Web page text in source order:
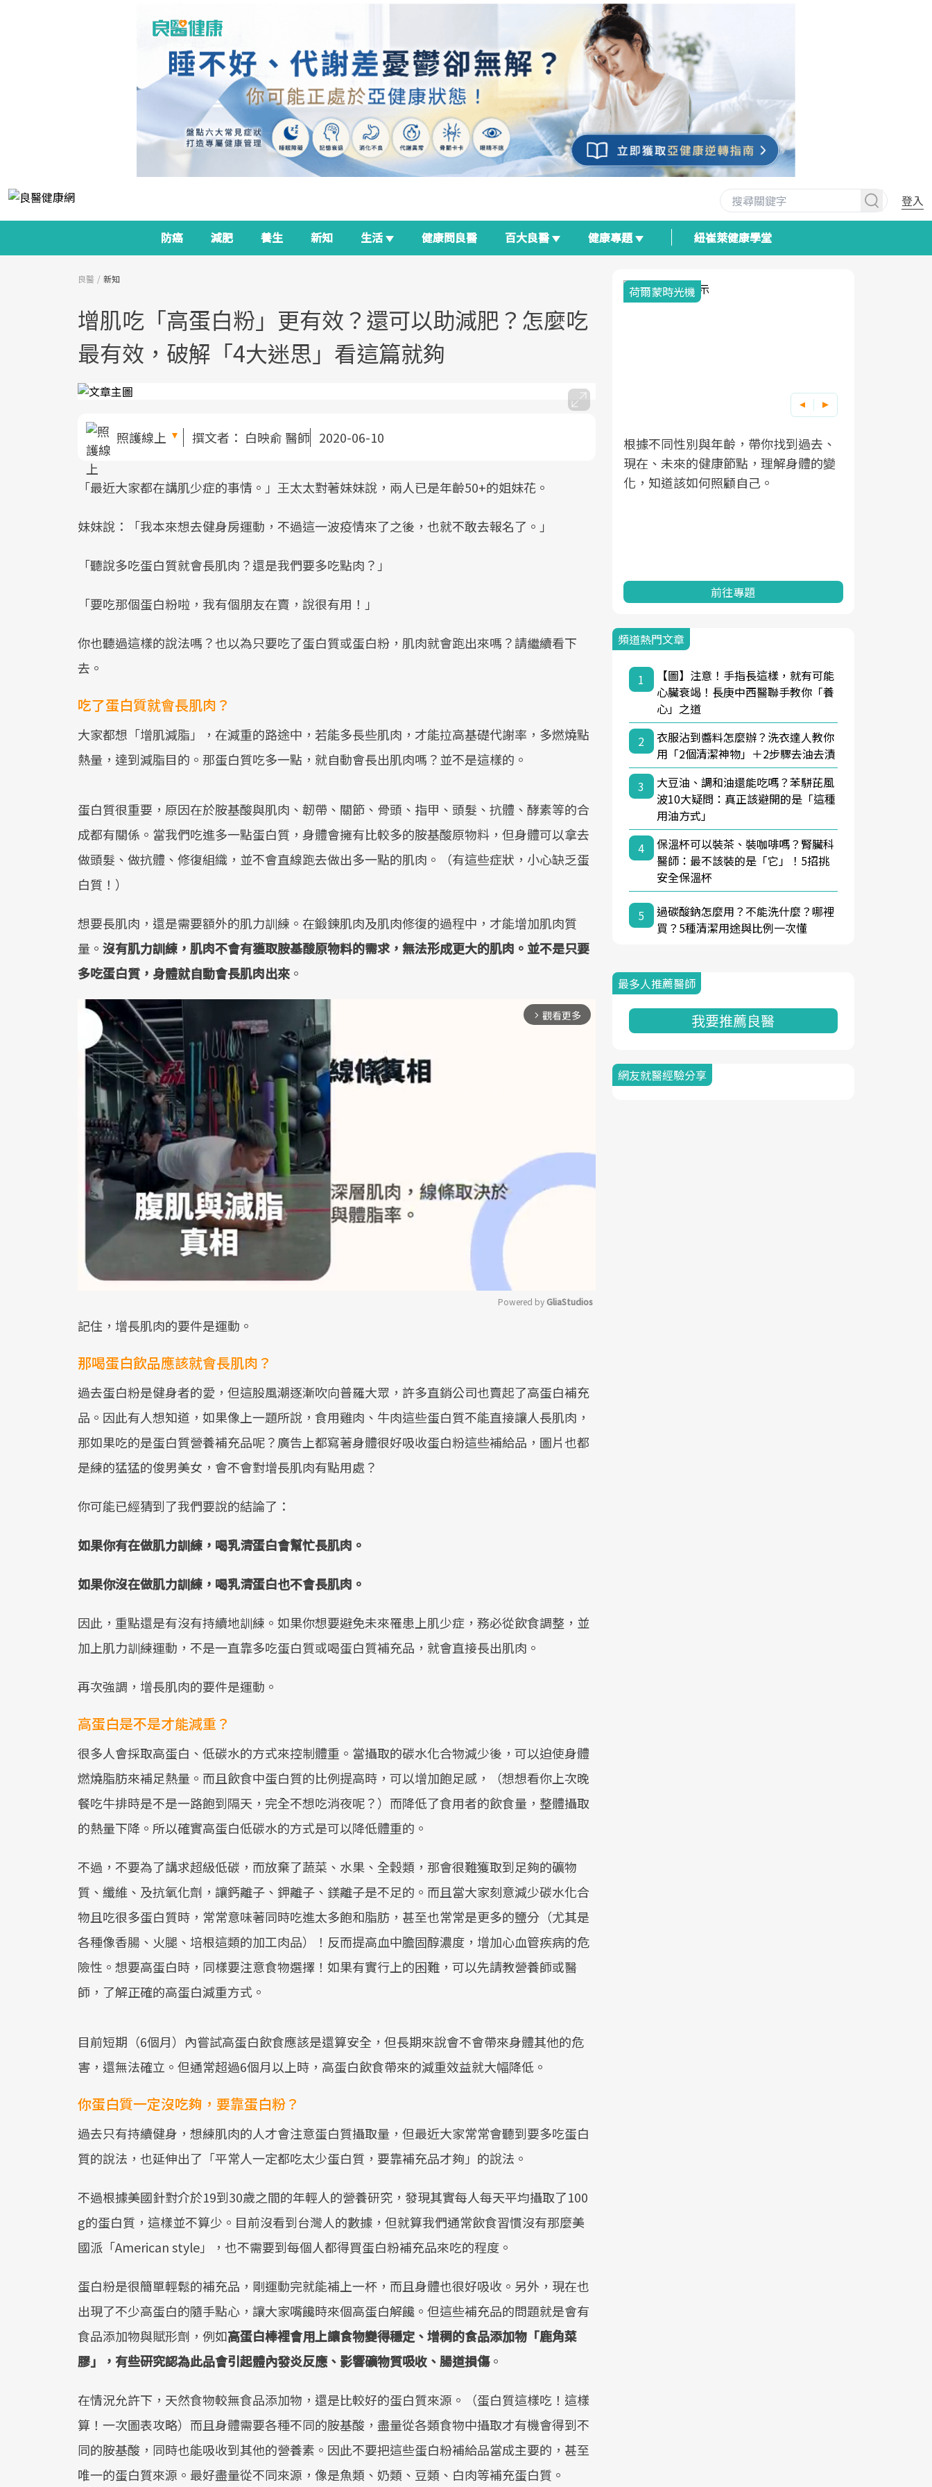
登入
防癌 減肥 養生 新知 生活 健康問良醫 百大良醫 健康專題 紐崔萊健康學堂
良醫 新知
增肌吃「高蛋白粉」更有效？還可以助減肥？怎麼吃
最有效，破解「4大迷思」看這篇就夠
照護線上 撰文者： 白映俞 醫師 2020-06-10
「最近大家都在講肌少症的事情。」王太太對著妹妹說，兩人已是年齡50+的姐妹花。
妹妹說：「我本來想去健身房運動，不過這一波疫情來了之後，也就不敢去報名了。」
「聽說多吃蛋白質就會長肌肉？還是我們要多吃點肉？」
「要吃那個蛋白粉啦，我有個朋友在賣，說很有用！」
你也聽過這樣的說法嗎？也以為只要吃了蛋白質或蛋白粉，肌肉就會跑出來嗎？請繼續看下
去。
吃了蛋白質就會長肌肉？
大家都想「增肌減脂」，在減重的路途中，若能多長些肌肉，才能拉高基礎代謝率，多燃燒點
熱量，達到減脂目的。那蛋白質吃多一點，就自動會長出肌肉嗎？並不是這樣的。
蛋白質很重要，原因在於胺基酸與肌肉、韌帶、關節、骨頭、指甲、頭髮、抗體、酵素等的合
成都有關係。當我們吃進多一點蛋白質，身體會擁有比較多的胺基酸原物料，但身體可以拿去
做頭髮、做抗體、修復組織，並不會直線跑去做出多一點的肌肉。（有這些症狀，小心缺乏蛋
白質！）
想要長肌肉，還是需要額外的肌力訓練。在鍛鍊肌肉及肌肉修復的過程中，才能增加肌肉質
量。 沒有肌力訓練，肌肉不會有獲取胺基酸原物料的需求，無法形成更大的肌肉。並不是只要
多吃蛋白質，身體就自動會長肌肉出來 。
arrow_forward_ios 觀看更多
Powered by GliaStudios
記住，增長肌肉的要件是運動。
那喝蛋白飲品應該就會長肌肉？
過去蛋白粉是健身者的愛，但這股風潮逐漸吹向普羅大眾，許多直銷公司也賣起了高蛋白補充
品。因此有人想知道，如果像上一題所說，食用雞肉、牛肉這些蛋白質不能直接讓人長肌肉，
那如果吃的是蛋白質營養補充品呢？廣告上都寫著身體很好吸收蛋白粉這些補給品，圖片也都
是練的猛猛的俊男美女，會不會對增長肌肉有點用處？
你可能已經猜到了我們要說的結論了：
如果你有在做肌力訓練，喝乳清蛋白會幫忙長肌肉。
如果你沒在做肌力訓練，喝乳清蛋白也不會長肌肉。
因此，重點還是有沒有持續地訓練。如果你想要避免未來罹患上肌少症，務必從飲食調整，並
加上肌力訓練運動，不是一直靠多吃蛋白質或喝蛋白質補充品，就會直接長出肌肉。
再次強調，增長肌肉的要件是運動。
高蛋白是不是才能減重？
很多人會採取高蛋白、低碳水的方式來控制體重。當攝取的碳水化合物減少後，可以迫使身體
燃燒脂肪來補足熱量。而且飲食中蛋白質的比例提高時，可以增加飽足感，（想想看你上次晚
餐吃牛排時是不是一路飽到隔天，完全不想吃消夜呢？）而降低了食用者的飲食量，整體攝取
的熱量下降。所以確實高蛋白低碳水的方式是可以降低體重的。
不過，不要為了講求超級低碳，而放棄了蔬菜、水果、全穀類，那會很難獲取到足夠的礦物
質、纖維、及抗氧化劑，讓鈣離子、鉀離子、鎂離子是不足的。而且當大家刻意減少碳水化合
物且吃很多蛋白質時，常常意味著同時吃進太多飽和脂肪，甚至也常常是更多的鹽分（尤其是
各種像香腸、火腿、培根這類的加工肉品）！反而提高血中膽固醇濃度，增加心血管疾病的危
險性。想要高蛋白時，同樣要注意食物選擇！如果有實行上的困難，可以先請教營養師或醫
師，了解正確的高蛋白減重方式。
目前短期（6個月）內嘗試高蛋白飲食應該是還算安全，但長期來說會不會帶來身體其他的危
害，還無法確立。但通常超過6個月以上時，高蛋白飲食帶來的減重效益就大幅降低。
你蛋白質一定沒吃夠，要靠蛋白粉？
過去只有持續健身，想練肌肉的人才會注意蛋白質攝取量，但最近大家常常會聽到要多吃蛋白
質的說法，也延伸出了「平常人一定都吃太少蛋白質，要靠補充品才夠」的說法。
不過根據美國針對介於19到30歲之間的年輕人的營養研究，發現其實每人每天平均攝取了100
g的蛋白質，這樣並不算少。目前沒看到台灣人的數據，但就算我們通常飲食習慣沒有那麼美
國派「American style」，也不需要到每個人都得買蛋白粉補充品來吃的程度。
蛋白粉是很簡單輕鬆的補充品，剛運動完就能補上一杯，而且身體也很好吸收。另外，現在也
出現了不少高蛋白的隨手點心，讓大家嘴饞時來個高蛋白解饞。但這些補充品的問題就是會有
食品添加物與賦形劑，例如高蛋白棒裡會用上讓食物變得穩定、增稠的食品添加物「鹿角菜
膠」，有些研究認為此品會引起體內發炎反應、影響礦物質吸收、腸道損傷。
在情況允許下，天然食物較無食品添加物，還是比較好的蛋白質來源。（蛋白質這樣吃！這樣
算！一次圖表攻略）而且身體需要各種不同的胺基酸，盡量從各類食物中攝取才有機會得到不
同的胺基酸，同時也能吸收到其他的營養素。因此不要把這些蛋白粉補給品當成主要的，甚至
唯一的蛋白質來源。最好盡量從不同來源，像是魚類、奶類、豆類、白肉等補充蛋白質。
面對超高齡社會的浪潮，台灣正在快速
政策如「健康台灣推動委員會」與「長
關注的核心議題。然而，健檢不只是醫
狀況、啟動健康管理的重要起點。
2025年，就到良醫生活祭體驗「一站式
全面啟動你的健康革命！
良醫健康網從「換季的身體變化」出
建立對亞健康的認知，進而引導實際的
荷爾蒙時光機
根據不同性別與年齡，帶你找到過去、
現在、未來的健康節點，理解身體的變
化，知道該如何照顧自己。
前往專題
頻道熱門文章
1
【圖】注意！手指長這樣，就有可能
心臟衰竭！長庚中西醫聯手教你「養
心」之道
2
衣服沾到醬料怎麼辦？洗衣達人教你
用「2個清潔神物」＋2步驟去油去漬
3
大豆油、調和油還能吃嗎？苯駢芘風
波10大疑問：真正該避開的是「這種
用油方式」
4
保溫杯可以裝茶、裝咖啡嗎？腎臟科
醫師：最不該裝的是「它」！5招挑
安全保溫杯
5
過碳酸鈉怎麼用？不能洗什麼？哪裡
買？5種清潔用途與比例一次懂
最多人推薦醫師
我要推薦良醫
網友就醫經驗分享